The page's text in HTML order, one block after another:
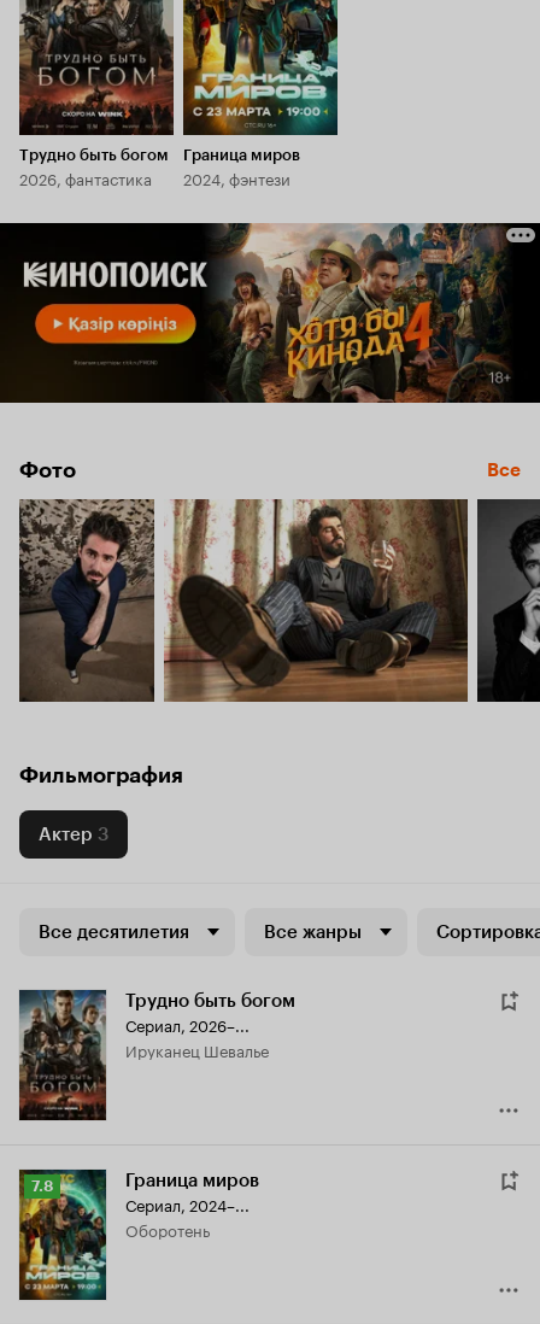
Трудно быть богом
2026, фантастика
Граница миров
2024, фэнтези
Фото Все
Фильмография
Актер 3
Все десятилетия Все жанры
Трудно быть богом
Сериал, 2026–...
Ируканец Шевалье
Рейтинг
Кинопоиска
7.8
7.8 Граница миров
Сериал, 2024–...
оборотень